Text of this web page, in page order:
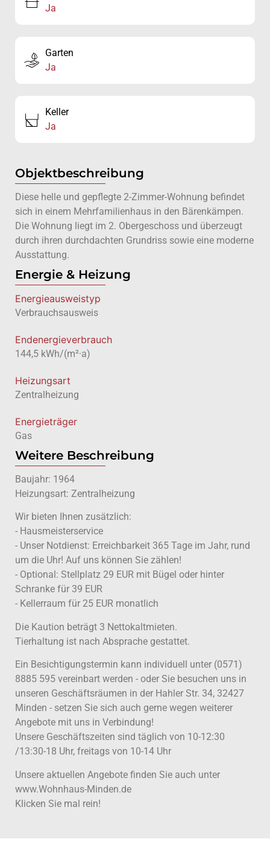
Ja
Garten
Ja
Keller
Ja
Objektbeschreibung
Diese helle und gepflegte 2-Zimmer-Wohnung befindet
sich in einem Mehrfamilienhaus in den Bärenkämpen.
Die Wohnung liegt im 2. Obergeschoss und überzeugt
durch ihren durchdachten Grundriss sowie eine moderne
Ausstattung.
Energie & Heizung
Energie­ausweistyp
Verbrauchsausweis
Endenergieverbrauch
144,5 kWh/(m²·a)
Heizungsart
Zentralheizung
Energieträger
Gas
Weitere Beschreibung
Baujahr: 1964
Heizungsart: Zentralheizung
Wir bieten Ihnen zusätzlich:
- Hausmeisterservice
- Unser Notdienst: Erreichbarkeit 365 Tage im Jahr, rund
um die Uhr! Auf uns können Sie zählen!
- Optional: Stellplatz 29 EUR mit Bügel oder hinter
Schranke für 39 EUR
- Kellerraum für 25 EUR monatlich
Die Kaution beträgt 3 Nettokaltmieten.
Tierhaltung ist nach Absprache gestattet.
Ein Besichtigungstermin kann individuell unter (0571)
8885 595 vereinbart werden - oder Sie besuchen uns in
unseren Geschäftsräumen in der Hahler Str. 34, 32427
Minden - setzen Sie sich auch gerne wegen weiterer
Angebote mit uns in Verbindung!
Unsere Geschäftszeiten sind täglich von 10-12:30
/13:30-18 Uhr, freitags von 10-14 Uhr
Unsere aktuellen Angebote finden Sie auch unter
www.Wohnhaus-Minden.de
Klicken Sie mal rein!